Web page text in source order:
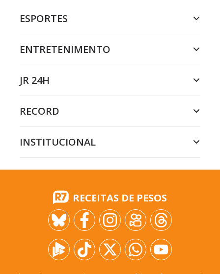
ESPORTES
ENTRETENIMENTO
JR 24H
RECORD
INSTITUCIONAL
RECEITAS DE PESOS